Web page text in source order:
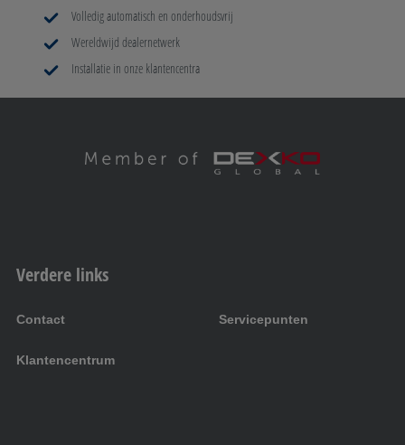
Volledig automatisch en onderhoudsvrij
Wereldwijd dealernetwerk
Installatie in onze klantencentra
Verdere links
Contact Servicepunten
Klantencentrum